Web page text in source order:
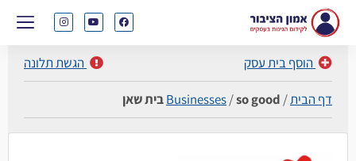
הוסף בית עסק הגשת תלונה
דף הבית/
Businesses/so good בית שאן